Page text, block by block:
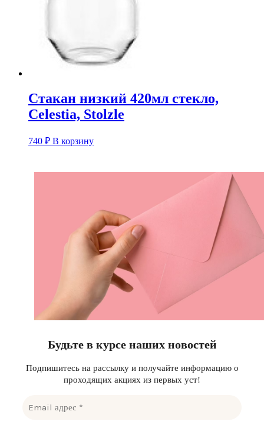
Стакан низкий 420мл стекло,
Celestia, Stolzle
740 ₽ В корзину
Будьте в курсе наших новостей
Подпишитесь на рассылку и получайте информацию о
проходящих акциях из первых уст!